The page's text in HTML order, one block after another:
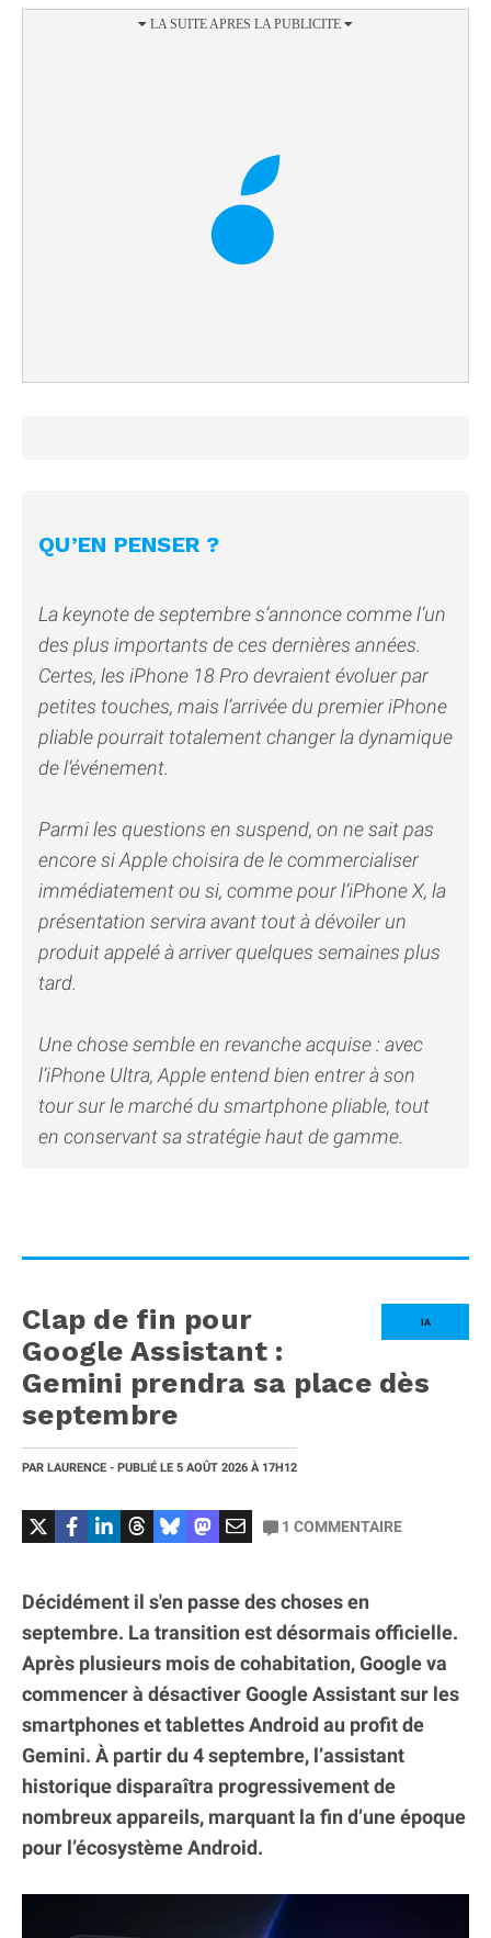
QU’EN PENSER ?
La keynote de septembre s’annonce comme l’un
des plus importants de ces dernières années.
Certes, les iPhone 18 Pro devraient évoluer par
petites touches, mais l’arrivée du premier iPhone
pliable pourrait totalement changer la dynamique
de l’événement.
Parmi les questions en suspend, on ne sait pas
encore si Apple choisira de le commercialiser
immédiatement ou si, comme pour l’iPhone X, la
présentation servira avant tout à dévoiler un
produit appelé à arriver quelques semaines plus
tard.
Une chose semble en revanche acquise : avec
l’iPhone Ultra, Apple entend bien entrer à son
tour sur le marché du smartphone pliable, tout
en conservant sa stratégie haut de gamme.
IA
Clap de fin pour
Google Assistant :
Gemini prendra sa place dès
septembre
PAR LAURENCE - PUBLIÉ LE 5 AOÛT 2026 À 17H12
1 COMMENTAIRE
Décidément il s'en passe des choses en
septembre. La transition est désormais officielle.
Après plusieurs mois de cohabitation, Google va
commencer à désactiver Google Assistant sur les
smartphones et tablettes Android au profit de
Gemini. À partir du 4 septembre, l’assistant
historique disparaîtra progressivement de
nombreux appareils, marquant la fin d’une époque
pour l’écosystème Android.